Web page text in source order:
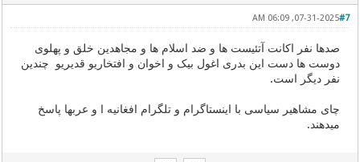
#7
07-31-2025, 06:09 AM
صدها نفر اکانت آتئیست ها و ضد اسلام ها و مجاهدین خلق و پهلوی
دوست ها دست این بدری اغول بیک و اخوان و افتخاریو قدیریو چندین
نفر دیگر است.
چای مشاهیر سیاسی با اینستاگرام و تلگرام افغانیه ا و عربها پاسخ
میدهند.